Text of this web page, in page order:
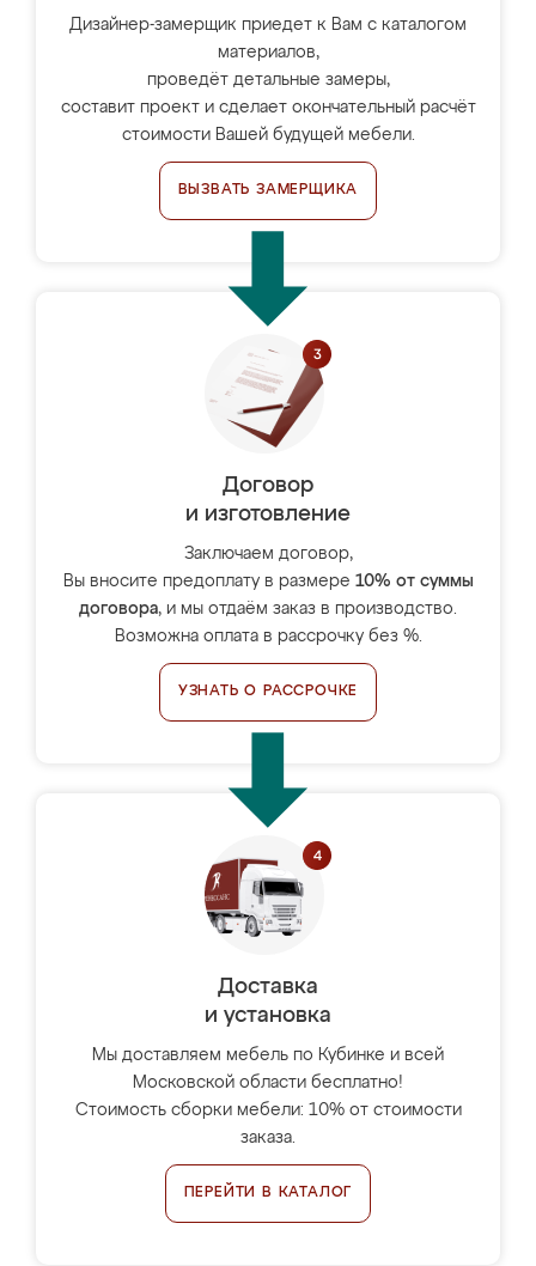
Дизайнер-замерщик приедет к Вам с каталогом
материалов,
проведёт детальные замеры,
составит проект и сделает окончательный расчёт
стоимости Вашей будущей мебели.
ВЫЗВАТЬ ЗАМЕРЩИКА
Договор
и изготовление
Заключаем договор,
Вы вносите предоплату в размере 10% от суммы
договора, и мы отдаём заказ в производство.
Возможна оплата в рассрочку без %.
УЗНАТЬ О РАССРОЧКЕ
Доставка
и установка
Мы доставляем мебель по Кубинке и всей
Московской области бесплатно!
Стоимость сборки мебели: 10% от стоимости
заказа.
ПЕРЕЙТИ В КАТАЛОГ